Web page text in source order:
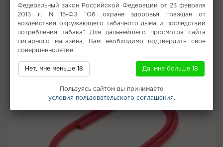
Крепость, позволяющая насладиться любимым вкусом без
першения, в сочетании с плавной и насыщенной передачей.
Не забудьте купить
Федеральный закон Российской Федерации от 23 февраля
2013 г. N 15-ФЗ "Об охране здоровья граждан от
воздействия окружающего табачного дыма и последствий
потребления табака" Для дальнейшего просмотра сайта
сигарного магазина, Вам необходимо подтвердить свое
совершеннолетие.
Нет, мне меньше 18 Да, мне больше 18
Пользуясь сайтом вы принимаете
условия пользовательского соглашения.